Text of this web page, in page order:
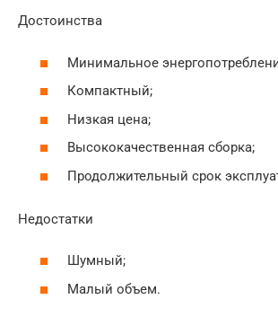
Достоинства
Минимальное
Компактный;
Низкая цена;
Высококачественная сборка;
Продолжительный срок
Недостатки
Шумный;
Малый объем.